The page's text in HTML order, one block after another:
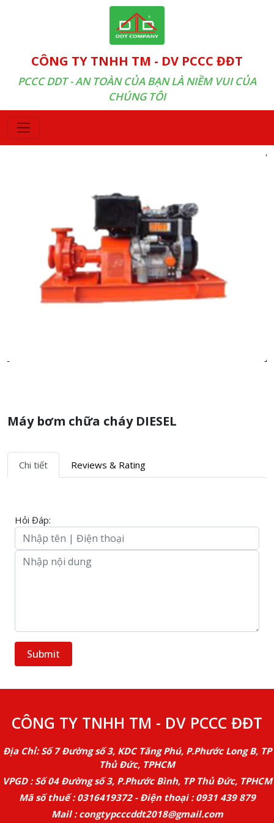
CÔNG TY TNHH TM - DV PCCC ĐĐT
PCCC DDT - AN TOÀN CỦA BẠN LÀ NIỀM VUI CỦA
CHÚNG TÔI
Máy bơm chữa cháy DIESEL
Chi tiết Reviews & Rating
Hỏi Đáp:
CÔNG TY TNHH TM - DV PCCC ĐĐT
Địa Chỉ: Số 7 Đường số 3, KDC Tăng Phú, P.Phước Long B, TP
Thủ Đức, TPHCM
VPGD : Số 04 Đường số 3, P.Phước Bình, TP Thủ Đức, TPHCM
Mã số thuế : 0316419372 - Điện thoại : 0931 439 879
Mail : congtypcccddt2018@gmail.com